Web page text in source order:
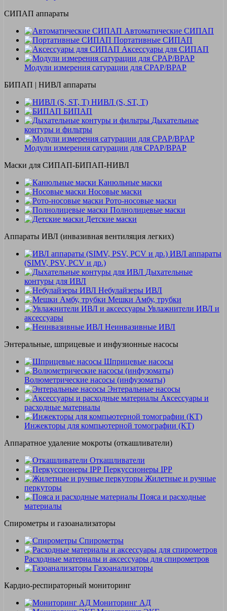
СИПАП аппараты
Автоматические СИПАП
Портативные СИПАП
Аксессуары для СИПАП
Модули измерения сатурации для CPAP/BPAP
БИПАП | НИВЛ аппараты
НИВЛ (S, ST, T)
БИПАП
Дыхательные
контуры и фильтры
Модули измерения сатурации для CPAP/BPAP
Маски для СИПАП-БИПАП-НИВЛ
Канюльные маски
Носовые маски
Рото-носовые маски
Полнолицевые маски
Детские маски
Аппараты ИВЛ (инвазивная вентиляция легких)
ИВЛ аппараты
(SIMV, PSV, PCV и др.)
Дыхательные
контуры для ИВЛ
Небулайзеры ИВЛ
Мешки Амбу, трубки
Увлажнители ИВЛ и
аксессуары
Неинвазивные ИВЛ
Энтеральные, шприцевые и инфузионные насосы
Шприцевые насосы
Волюметрические насосы (инфузоматы)
Энтеральные насосы
Аксессуары и
расходные материалы
Инжекторы для компьютерной томографии (КТ)
Аппаратное удаление мокроты (откашливатели)
Откашливатели
Перкуссионеры IPP
Жилетные и ручные
перкуторы
Пояса и расходные
материалы
Спирометры и газоанализаторы
Спирометры
Расходные материалы и аксессуары для спирометров
Газоанализаторы
Кардио-респираторный мониторинг
Мониторинг АД